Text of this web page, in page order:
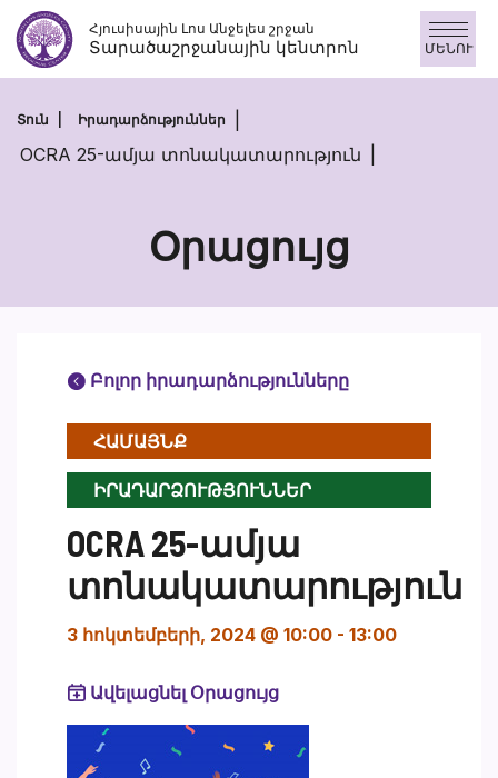
Անցնել
բովանդակությանըՀյուսիսային Լոս Անջելես շրջան
Տարածաշրջանային կենտրոն ՄԵՆՈՒ
Տուն Իրադարձություններ
OCRA 25-ամյա տոնակատարություն
Օրացույց
Բոլոր իրադարձությունները
ՀԱՄԱՅՆՔ
ԻՐԱԴԱՐՁՈՒԹՅՈՒՆՆԵՐ
OCRA 25-ամյա
տոնակատարություն
3 հոկտեմբերի, 2024 @ 10:00 - 13:00
Ավելացնել Օրացույց